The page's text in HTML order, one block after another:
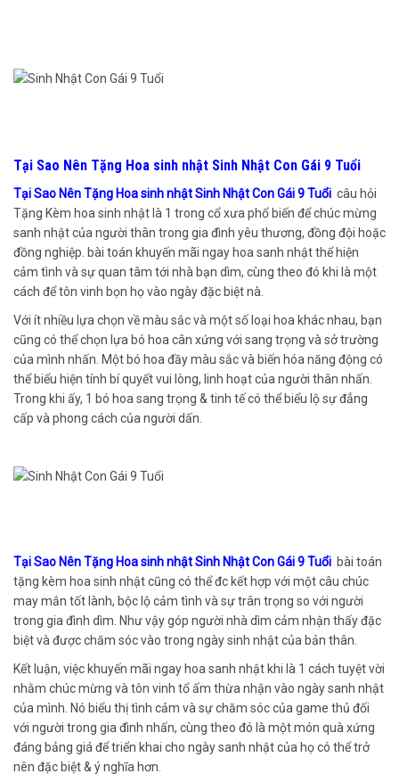
Tại Sao Nên Tặng Hoa sinh nhật Sinh Nhật Con Gái 9 Tuổi
Tại Sao Nên Tặng Hoa sinh nhật Sinh Nhật Con Gái 9 Tuổi câu hỏi
Tặng Kèm hoa sinh nhật là 1 trong cổ xưa phổ biến để chúc mừng
sanh nhật của người thân trong gia đình yêu thương, đồng đội hoặc
đồng nghiệp. bài toán khuyến mãi ngay hoa sanh nhật thể hiện
cảm tình và sự quan tâm tới nhà bạn dìm, cùng theo đó khi là một
cách để tôn vinh bọn họ vào ngày đặc biệt nà.
Với ít nhiều lựa chọn về màu sắc và một số loại hoa khác nhau, bạn
cũng có thể chọn lựa bó hoa cân xứng với sang trọng và sở trường
của mình nhấn. Một bó hoa đầy màu sắc và biến hóa năng động có
thể biểu hiện tính bí quyết vui lòng, linh hoạt của người thân nhấn.
Trong khi ấy, 1 bó hoa sang trọng & tinh tế có thể biểu lộ sự đẳng
cấp và phong cách của người dấn.
Tại Sao Nên Tặng Hoa sinh nhật Sinh Nhật Con Gái 9 Tuổi bài toán
tặng kèm hoa sinh nhật cũng có thể đc kết hợp với một câu chúc
may mắn tốt lành, bộc lộ cảm tình và sự trân trọng so với người
trong gia đình dìm. Như vậy góp người nhà dìm cảm nhận thấy đặc
biệt và được chăm sóc vào trong ngày sinh nhật của bản thân.
Kết luận, việc khuyến mãi ngay hoa sanh nhật khi là 1 cách tuyệt vời
nhằm chúc mừng và tôn vinh tổ ấm thừa nhận vào ngày sanh nhật
của mình. Nó biểu thị tình cảm và sự chăm sóc của game thủ đối
với người trong gia đình nhấn, cùng theo đó là một món quà xứng
đáng bảng giá để triển khai cho ngày sanh nhật của họ có thể trở
nên đặc biệt & ý nghĩa hơn.